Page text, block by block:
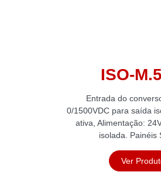
ISO-
Entrada do
0/1500VDC para saída
ativa, Alimentação:
isolada. Painéis
Ver